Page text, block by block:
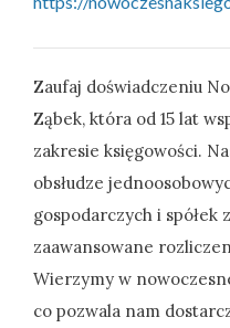
Zaufaj doświadczeniu
Ząbek, która od 15 lat
zakresie księgowości.
obsłudze
gospodarczych i spółek
zaawansowane
Wierzymy w
co pozwala nam